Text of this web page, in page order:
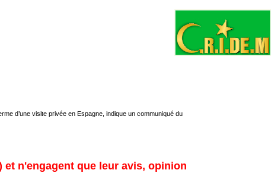
d’une visite privée en Espagne, indique un communiqué du
n'engagent que leur avis, opinion